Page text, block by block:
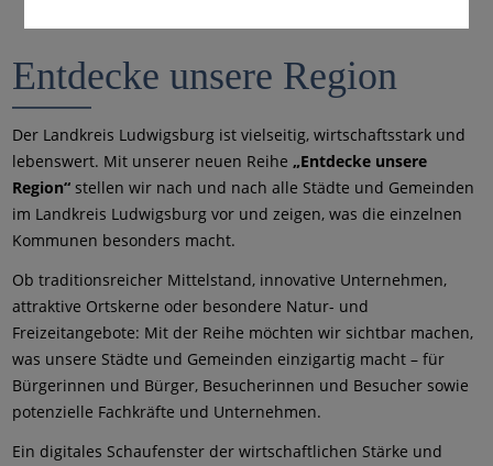
Entdecke unsere Region
Der Landkreis Ludwigsburg ist vielseitig, wirtschaftsstark und
lebenswert. Mit unserer neuen Reihe„Entdecke unsere
Region“ stellen wir nach und nach alle Städte und Gemeinden
im Landkreis Ludwigsburg vor und zeigen, was die einzelnen
Kommunen besonders macht.
Ob traditionsreicher Mittelstand, innovative Unternehmen,
attraktive Ortskerne oder besondere Natur- und
Freizeitangebote: Mit der Reihe möchten wir sichtbar machen,
was unsere Städte und Gemeinden einzigartig macht – für
Bürgerinnen und Bürger, Besucherinnen und Besucher sowie
potenzielle Fachkräfte und Unternehmen.
Ein digitales Schaufenster der wirtschaftlichen Stärke und